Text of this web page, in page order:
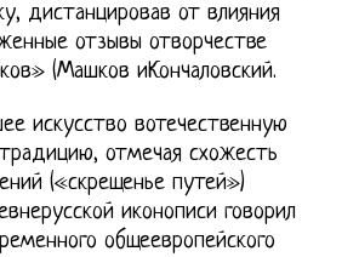
дистанцировав от влияния
отзывы отворчестве
(Машков иКончаловский.
искусство вотечественную
отмечая схожесть
(«скрещенье путей»)
иконописи говорил
общеевропейского